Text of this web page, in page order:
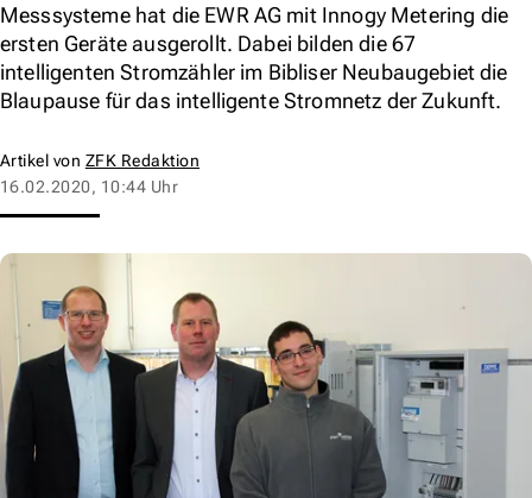
Messsysteme hat die EWR AG mit Innogy Metering die
ersten Geräte ausgerollt. Dabei bilden die 67
intelligenten Stromzähler im Bibliser Neubaugebiet die
Blaupause für das intelligente Stromnetz der Zukunft.
Artikel von ZFK Redaktion
16.02.2020, 10:44 Uhr